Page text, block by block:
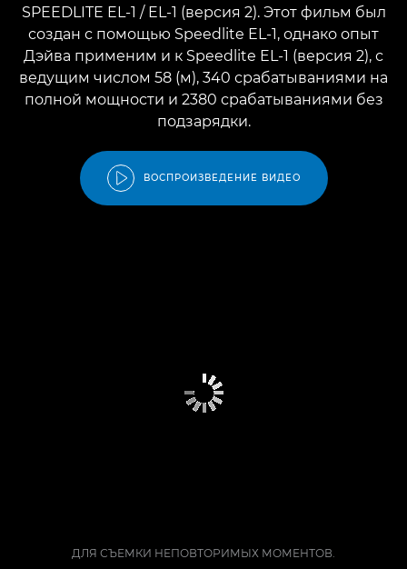
SPEEDLITE EL-1 / EL-1 (версия 2). Этот фильм был
создан с помощью Speedlite EL-1, однако опыт
Дэйва применим и к Speedlite EL-1 (версия 2), с
ведущим числом 58 (м), 340 срабатываниями на
полной мощности и 2380 срабатываниями без
подзарядки.
ВОСПРОИЗВЕДЕНИЕ ВИДЕО
ДЛЯ СЪЕМКИ НЕПОВТОРИМЫХ МОМЕНТОВ.